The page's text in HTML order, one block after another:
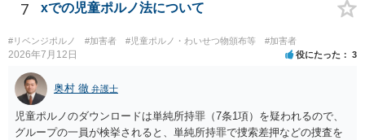
7 xでの児童ポルノ法について
#リベンジポルノ #加害者 #児童ポルノ・わいせつ物頒布等 #加害者
2026年7月12日 役にたった 3
奥村 徹 弁護士
児童ポルノのダウンロードは単純所持罪（7条1項）を疑われるので、
グループの一員が検挙されると、単純所持罪で捜索差押などの捜査を